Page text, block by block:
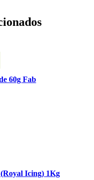
60g Fab
Icing) 1Kg